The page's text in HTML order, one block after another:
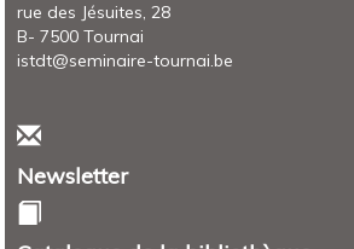
rue des Jésuites, 28
B- 7500 Tournai
istdt@seminaire-tournai.be
Newsletter